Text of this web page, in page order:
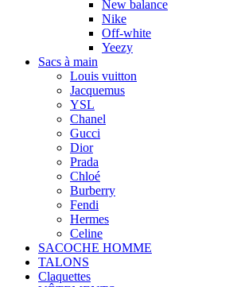
New balance
Nike
Off-white
Yeezy
Sacs à main
Louis vuitton
Jacquemus
YSL
Chanel
Gucci
Dior
Prada
Chloé
Burberry
Fendi
Hermes
Celine
SACOCHE HOMME
TALONS
Claquettes